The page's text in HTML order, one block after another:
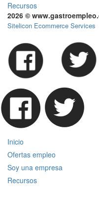
Recursos
2026 ©
Sitelicon Ecommerce Services
Inicio
Ofertas empleo
Soy una empresa
Recursos